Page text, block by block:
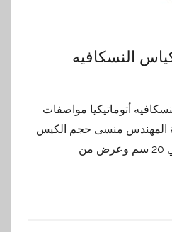
النسكافيه
أتوماتيكيا مواصفات
موديل 902 ماركة المهندس منسى حجم الكيس